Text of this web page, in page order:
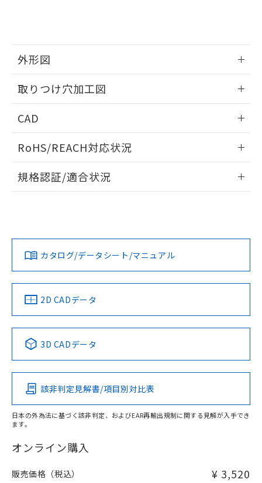
外形図
取りつけ穴加工図
CAD
ドすることができます。
ログイン/会員登録
ダウンロードデータをご利用いただく前に、以下を必ずお読
みください。
ソフトウェアの使用条件
RoHS/REACH対応状況
EU RoHS 注意事項・凡例
対応済み
中国 RoHS 注意事項・凡例
Pb Hg Cd Cr(VI)
O
在庫等で未対応品が混在する可能性があります。
問い合わせください。
規格認証/適合状況
カタログ/データシート/マニュアル
2D CADデータ
3D CADデータ
該非判定見解書/項目別対比表
日本の外為法に基づく該非判定、およびEAR再輸出規制に関する見解が入手でき
ます。
オンライン購入
販売価格（税込） ¥ 3,520
物質の対応では、対応完了までの期間は出
荷製品に未対応品が混在することから備考
既に当社にて対応品への在庫切替を完了
していることから、特段のことがない限
り、2022年1月12日より割愛しておりま